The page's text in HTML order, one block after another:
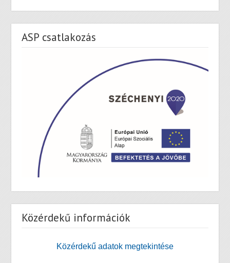
ASP csatlakozás
Közérdekű információk
Közérdekű adatok megtekintése